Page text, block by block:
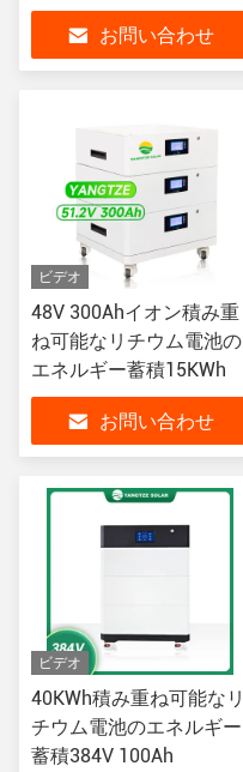
お問い合わせ
ビデオ
48V 300Ahイオン積み重
ね可能なリチウム電池の
エネルギー蓄積15KWh
お問い合わせ
ビデオ
40KWh積み重ね可能なリ
チウム電池のエネルギー
蓄積384V 100Ah